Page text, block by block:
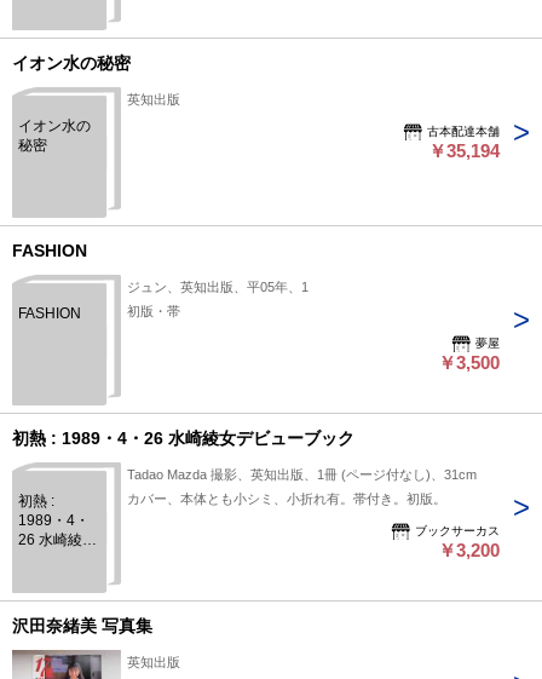
イオン水の秘密
イオン水の
秘密
英知出版
古本配達本舗
￥35,194
FASHION
FASHION
ジュン、英知出版、平05年、1
初版・帯
夢屋
￥3,500
初熱 : 1989・4・26 水崎綾女デビューブック
初熱 :
1989・4・
26 水崎綾女
Tadao Mazda 撮影、英知出版、1冊 (ページ付なし)、31cm
カバー、本体とも小シミ、小折れ有。帯付き。初版。
ブックサーカス
￥3,200
沢田奈緒美 写真集
英知出版